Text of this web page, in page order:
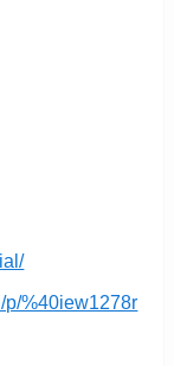
p/%40iew1278r